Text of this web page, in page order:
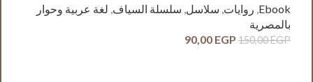
Ebook
, روايات, سلاسل, سلسلة السياف, لغة عربية وحوار
بالمصرية
150,00EGP
90,00 EGP